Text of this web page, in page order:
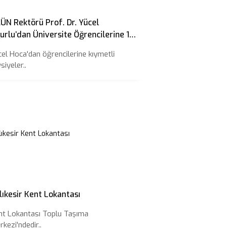
Rektörü Prof. Dr. Yücel
Üniversite Öğrencilerine 10
Hoca'dan öğrencilerine kıymetli
Kent Lokantası
Lokantası Toplu Taşıma